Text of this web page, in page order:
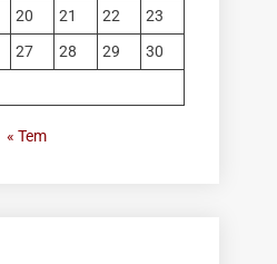
20 21 22
23
27 28 29
30
« Tem